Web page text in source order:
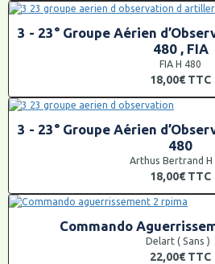
3 - 23° Groupe Aérien
480 , FIA
FIA H 480
18,00€ TTC
3 - 23° Groupe Aérien
480
Arthus Bertrand H
18,00€ TTC
Commando
Delart ( Sans )
22,00€ TTC